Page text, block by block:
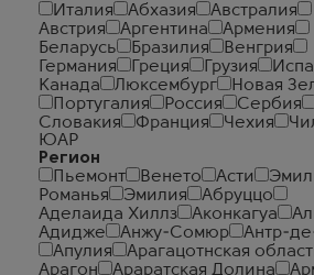
Италия
Абхазия
Австралия
Австрия
Аргентина
Армения
Беларусь
Бразилия
Венгрия
Германия
Греция Грузия
Канада
Люксембург
Новая
Португалия
Россия
Сербия
Словакия
Франция Чехия
ЮАР
Регион
Пьемонт
Венето Асти
Романья
Эмилия
Абруццо
Аделаида Хиллз
Аконкагуа
Адидже
Анжу-Сомюр
Антр-
Апулия
Арагацотнская
Арагон
Араратская Долина